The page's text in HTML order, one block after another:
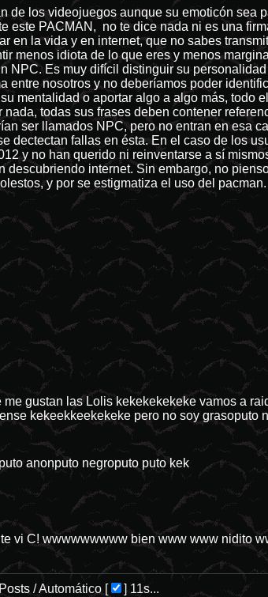
de los videojuegos aunque su emoticón sea
este PACMAN, no te dice nada ni es una
en la vida y en internet, que no sabes
menos idiota de lo que eres y menos
NPC. Es muy difícil distinguir su
entre nosotros y no deberíamos poder
mentalidad o aportar algo a algo más, todo
todas sus frases deben contener
ser llamados NPC, pero no entran en esa
fallas en ésta. En el caso de los
y no han querido ni reinventarse a sí
internet. Sin embargo, no
y por se estigmatiza el uso del
gustan las Lolis kekekekekeke vamos a
kekeekkeekekeke pero no soy grasoputo
anonputo negroputo puto kek
vi C! wwwwwwwww bien www www nidito
/Automático[ ] 10s...